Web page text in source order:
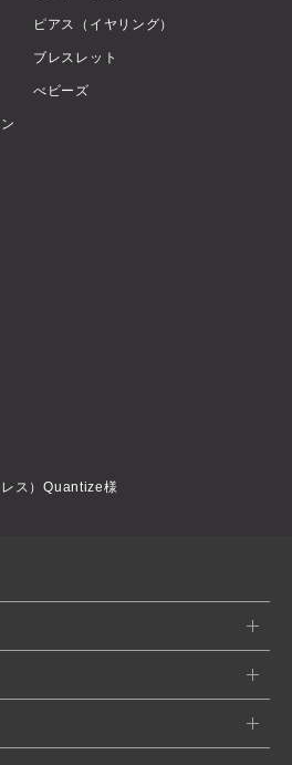
ピアス（イヤリング）
ブレスレット
べビーズ
ス）Quantize様